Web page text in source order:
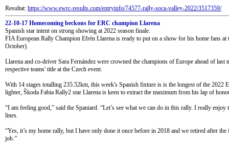
Resultat: https://www.ewrc-results.com/entryinfo/74577-rally-soca-valley-2022/3517359/
22-10-17 Homecoming beckons for ERC champion Llarena
Spanish star intent on strong showing at 2022 season finale.
FIA European Rally Champion Efrén Llarena is ready to put on a show for his home fans
October).
Llarena and co-driver Sara Fernández were crowned the champions of Europe ahead of
respective teams' title at the Czech event.
With 14 stages totalling 235.52km, this week's Spanish fixture is is the longest of the 2022
lighter, Škoda Fabia Rally2 star Llarena is keen to extract the maximum from his lap of
“I am feeling good,” said the Spaniard. “Let’s see what we can do in this rally. I really
lines.
“Yes, it’s my home rally, but I have only done it once before in 2018 and we retired after
job.”